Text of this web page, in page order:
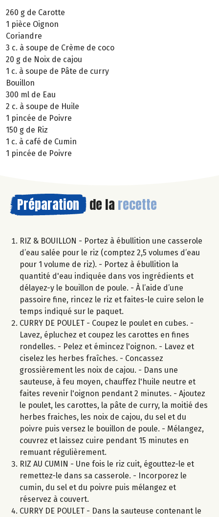
260 g de Carotte
1 pièce Oignon
Coriandre
3 c. à soupe de Crème de coco
20 g de Noix de cajou
1 c. à soupe de Pâte de curry
Bouillon
300 ml de Eau
2 c. à soupe de Huile
1 pincée de Poivre
150 g de Riz
1 c. à café de Cumin
1 pincée de Poivre
Préparation de la recette
RIZ & BOUILLON - Portez à ébullition une casserole
d’eau salée pour le riz (comptez 2,5 volumes d’eau
pour 1 volume de riz). - Portez à ébullition la
quantité d'eau indiquée dans vos ingrédients et
délayez-y le bouillon de poule. - À l’aide d’une
passoire fine, rincez le riz et faites-le cuire selon le
temps indiqué sur le paquet.
CURRY DE POULET - Coupez le poulet en cubes. -
Lavez, épluchez et coupez les carottes en fines
rondelles. - Pelez et émincez l'oignon. - Lavez et
ciselez les herbes fraîches. - Concassez
grossièrement les noix de cajou. - Dans une
sauteuse, à feu moyen, chauffez l'huile neutre et
faites revenir l'oignon pendant 2 minutes. - Ajoutez
le poulet, les carottes, la pâte de curry, la moitié des
herbes fraiches, les noix de cajou, du sel et du
poivre puis versez le bouillon de poule. - Mélangez,
couvrez et laissez cuire pendant 15 minutes en
remuant régulièrement.
RIZ AU CUMIN - Une fois le riz cuit, égouttez-le et
remettez-le dans sa casserole. - Incorporez le
cumin, du sel et du poivre puis mélangez et
réservez à couvert.
CURRY DE POULET - Dans la sauteuse contenant le